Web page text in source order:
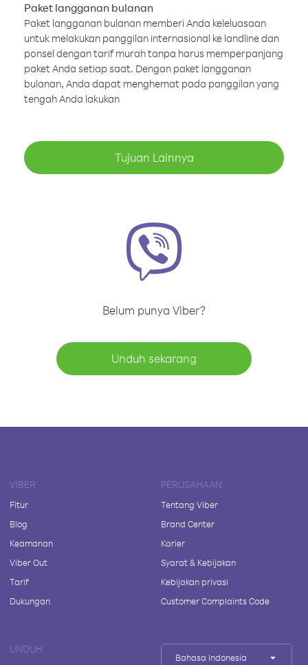
Paket langganan bulanan
Paket langganan bulanan memberi Anda keleluasaan
untuk melakukan panggilan internasional ke landline dan
ponsel dengan tarif murah tanpa harus memperpanjang
paket Anda setiap saat. Dengan paket langganan
bulanan, Anda dapat menghemat pada panggilan yang
tengah Anda lakukan
Tujuan Lainnya
Belum punya Viber?
Unduh sekarang
VIBER
Fitur
Blog
Keamanan
Viber Out
Tarif
Dukungan
PERUSAHAAN
Tentang Viber
Brand Center
Karier
Syarat & Kebijakan
Kebijakan privasi
Customer Complaints Code
UNDUH
Bahasa Indonesia